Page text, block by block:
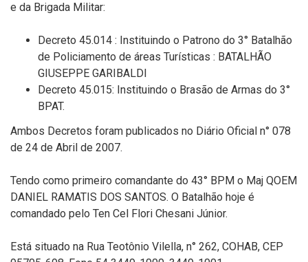
e da Brigada Militar:
Decreto 45.014 : Instituindo o Patrono do 3° Batalhão
de Policiamento de áreas Turísticas : BATALHÃO
GIUSEPPE GARIBALDI
Decreto 45.015: Instituindo o Brasão de Armas do 3°
BPAT.
Ambos Decretos foram publicados no Diário Oficial n° 078
de 24 de Abril de 2007.
Tendo como primeiro comandante do 43° BPM o Maj QOEM
DANIEL RAMATIS DOS SANTOS. O Batalhão hoje é
comandado pelo Ten Cel Flori Chesani Júnior.
Está situado na Rua Teotônio Vilella, n° 262, COHAB, CEP